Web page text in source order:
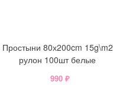
Простыни 80х200cm 15g\m2
рулон 100шт белые
990 ₽